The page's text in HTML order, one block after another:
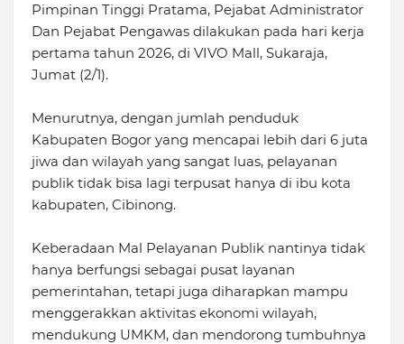
Pimpinan Tinggi Pratama, Pejabat Administrator
Dan Pejabat Pengawas dilakukan pada hari kerja
pertama tahun 2026, di VIVO Mall, Sukaraja,
Jumat (2/1).
Menurutnya, dengan jumlah penduduk
Kabupaten Bogor yang mencapai lebih dari 6 juta
jiwa dan wilayah yang sangat luas, pelayanan
publik tidak bisa lagi terpusat hanya di ibu kota
kabupaten, Cibinong.
Keberadaan Mal Pelayanan Publik nantinya tidak
hanya berfungsi sebagai pusat layanan
pemerintahan, tetapi juga diharapkan mampu
menggerakkan aktivitas ekonomi wilayah,
mendukung UMKM, dan mendorong tumbuhnya